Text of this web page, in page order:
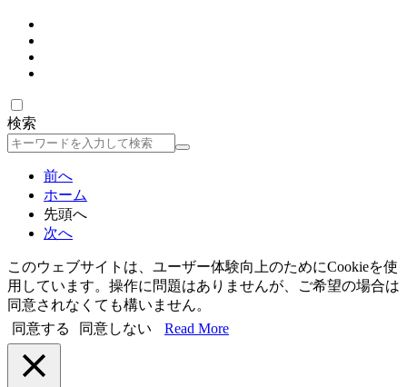
検索
検
前へ
ホーム
先頭へ
次へ
このウェブサイトは、ユーザー体験向上のためにCookieを使
用しています。操作に問題はありませんが、ご希望の場合は
同意されなくても構いません。
同意する
同意しない Read More